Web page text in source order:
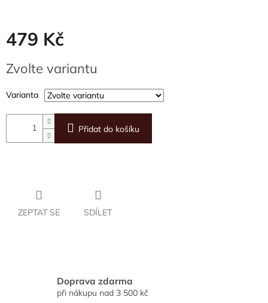
479 Kč
cena:
Zvolte variantu
Varianta
Přidat do košíku
ZEPTAT SE SDÍLET
Doprava zdarma
při nákupu nad 3 500 kč